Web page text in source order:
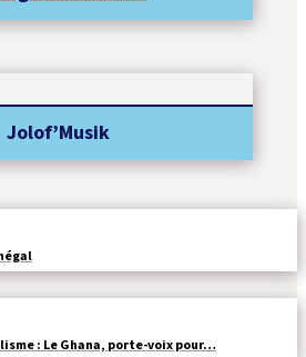
: Le Ghana, porte-voix pour…
Jolof’Musik